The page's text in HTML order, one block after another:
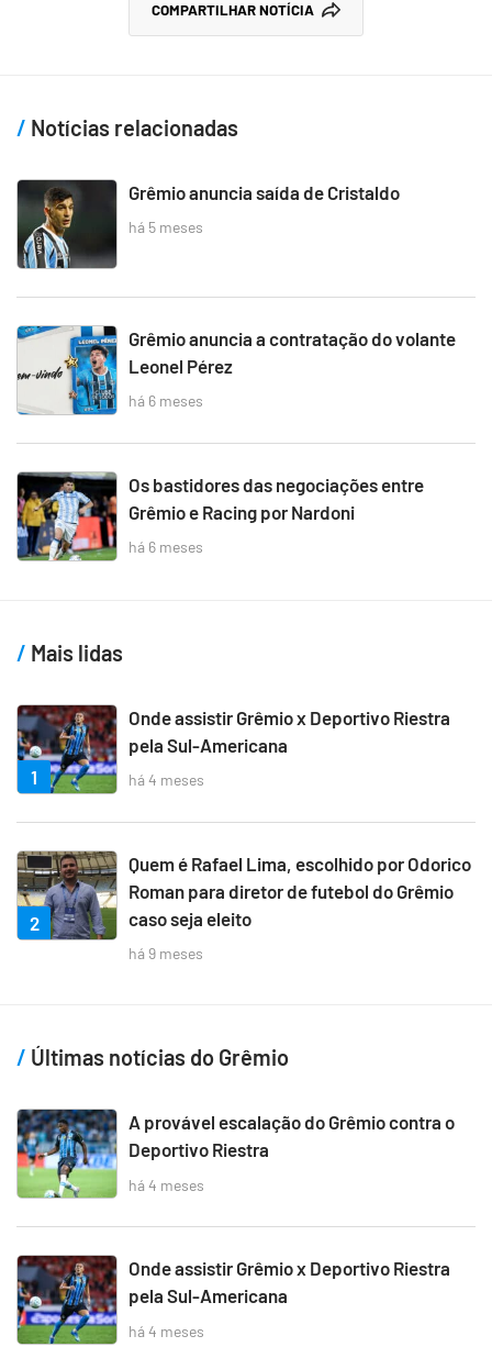
COMPARTILHAR NOTÍCIA
Notícias relacionadas
Grêmio anuncia saída de Cristaldo
há 5 meses
Grêmio anuncia a contratação do volante
Leonel Pérez
há 6 meses
Os bastidores das negociações entre
Grêmio e Racing por Nardoni
há 6 meses
Mais lidas
1
Onde assistir Grêmio x Deportivo Riestra
pela Sul-Americana
há 4 meses
2
Quem é Rafael Lima, escolhido por Odorico
Roman para diretor de futebol do Grêmio
caso seja eleito
há 9 meses
Últimas notícias do Grêmio
A provável escalação do Grêmio contra o
Deportivo Riestra
há 4 meses
Onde assistir Grêmio x Deportivo Riestra
pela Sul-Americana
há 4 meses